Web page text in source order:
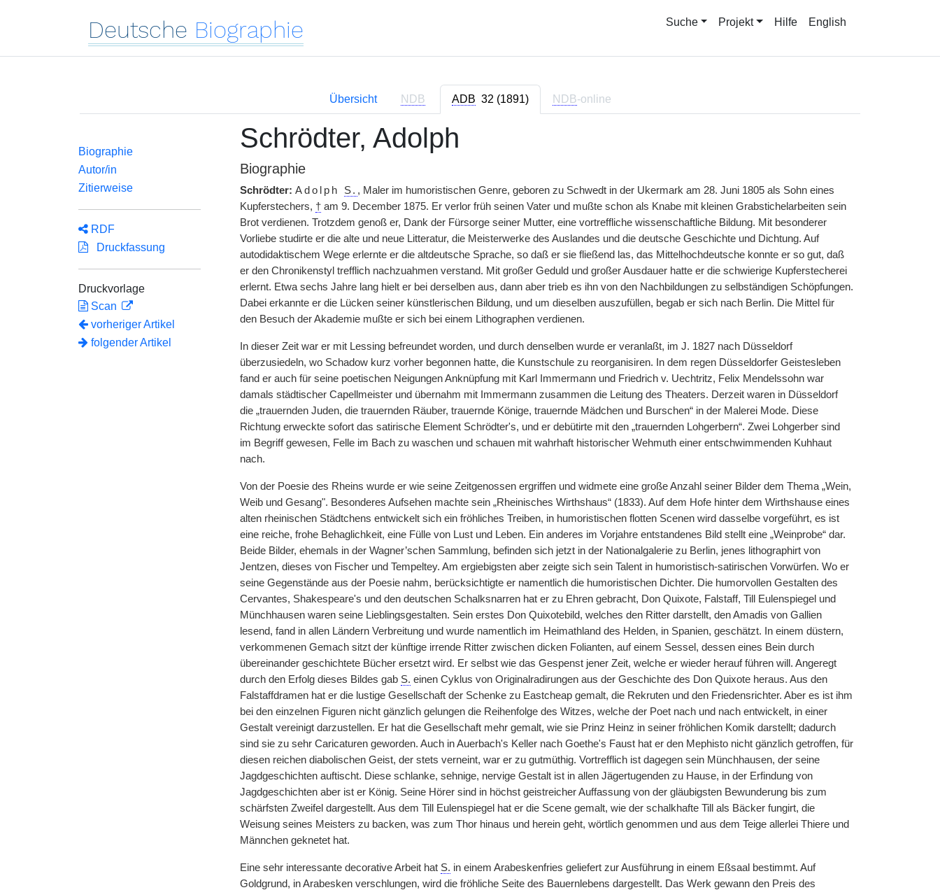
Deutsche Biographie Suche Projekt Hilfe English
Übersicht NDB ADB 32 (1891) NDB-online
Biographie
Autor/in
Zitierweise
RDF
Druckfassung
Druckvorlage
Scan
vorheriger Artikel
folgender Artikel
Schrödter, Adolph
Biographie
Schrödter: Adolph S. , Maler im humoristischen Genre, geboren zu Schwedt in der Ukermark am 28. Juni 1805 als Sohn eines
Kupferstechers, †am 9. December 1875. Er verlor früh seinen Vater und mußte schon als Knabe mit kleinen Grabstichelarbeiten sein
Brot verdienen. Trotzdem genoß er, Dank der Fürsorge seiner Mutter, eine vortreffliche wissenschaftliche Bildung. Mit besonderer
Vorliebe studirte er die alte und neue Litteratur, die Meisterwerke des Auslandes und die deutsche Geschichte und Dichtung. Auf
autodidaktischem Wege erlernte er die altdeutsche Sprache, so daß er sie fließend las, das Mittelhochdeutsche konnte er so gut, daß
er den Chronikenstyl trefflich nachzuahmen verstand. Mit großer Geduld und großer Ausdauer hatte er die schwierige Kupferstecherei
erlernt. Etwa sechs Jahre lang hielt er bei derselben aus, dann aber trieb es ihn von den Nachbildungen zu selbständigen Schöpfungen.
Dabei erkannte er die Lücken seiner künstlerischen Bildung, und um dieselben auszufüllen, begab er sich nach Berlin. Die Mittel für
den Besuch der Akademie mußte er sich bei einem Lithographen verdienen.
In dieser Zeit war er mit Lessing befreundet worden, und durch denselben wurde er veranlaßt, im J. 1827 nach Düsseldorf
überzusiedeln, wo Schadow kurz vorher begonnen hatte, die Kunstschule zu reorganisiren. In dem regen Düsseldorfer Geistesleben
fand er auch für seine poetischen Neigungen Anknüpfung mit Karl Immermann und Friedrich v. Uechtritz, Felix Mendelssohn war
damals städtischer Capellmeister und übernahm mit Immermann zusammen die Leitung des Theaters. Derzeit waren in Düsseldorf
die „trauernden Juden, die trauernden Räuber, trauernde Könige, trauernde Mädchen und Burschen“ in der Malerei Mode. Diese
Richtung erweckte sofort das satirische Element Schrödter's, und er debütirte mit den „trauernden Lohgerbern“. Zwei Lohgerber sind
im Begriff gewesen, Felle im Bach zu waschen und schauen mit wahrhaft historischer Wehmuth einer entschwimmenden Kuhhaut
nach.
Von der Poesie des Rheins wurde er wie seine Zeitgenossen ergriffen und widmete eine große Anzahl seiner Bilder dem Thema „Wein,
Weib und Gesang". Besonderes Aufsehen machte sein „Rheinisches Wirthshaus“ (1833). Auf dem Hofe hinter dem Wirthshause eines
alten rheinischen Städtchens entwickelt sich ein fröhliches Treiben, in humoristischen flotten Scenen wird dasselbe vorgeführt, es ist
eine reiche, frohe Behaglichkeit, eine Fülle von Lust und Leben. Ein anderes im Vorjahre entstandenes Bild stellt eine „Weinprobe“ dar.
Beide Bilder, ehemals in der Wagner’schen Sammlung, befinden sich jetzt in der Nationalgalerie zu Berlin, jenes lithographirt von
Jentzen, dieses von Fischer und Tempeltey. Am ergiebigsten aber zeigte sich sein Talent in humoristisch-satirischen Vorwürfen. Wo er
seine Gegenstände aus der Poesie nahm, berücksichtigte er namentlich die humoristischen Dichter. Die humorvollen Gestalten des
Cervantes, Shakespeare's und den deutschen Schalksnarren hat er zu Ehren gebracht, Don Quixote, Falstaff, Till Eulenspiegel und
Münchhausen waren seine Lieblingsgestalten. Sein erstes Don Quixotebild, welches den Ritter darstellt, den Amadis von Gallien
lesend, fand in allen Ländern Verbreitung und wurde namentlich im Heimathland des Helden, in Spanien, geschätzt. In einem düstern,
verkommenen Gemach sitzt der künftige irrende Ritter zwischen dicken Folianten, auf einem Sessel, dessen eines Bein durch
übereinander geschichtete Bücher ersetzt wird. Er selbst wie das Gespenst jener Zeit, welche er wieder herauf führen will. Angeregt
durch den Erfolg dieses Bildes gab S. einen Cyklus von Originalradirungen aus der Geschichte des Don Quixote heraus. Aus den
Falstaffdramen hat er die lustige Gesellschaft der Schenke zu Eastcheap gemalt, die Rekruten und den Friedensrichter. Aber es ist ihm
bei den einzelnen Figuren nicht gänzlich gelungen die Reihenfolge des Witzes, welche der Poet nach und nach entwickelt, in einer
Gestalt vereinigt darzustellen. Er hat die Gesellschaft mehr gemalt, wie sie Prinz Heinz in seiner fröhlichen Komik darstellt; dadurch
sind sie zu sehr Caricaturen geworden. Auch in Auerbach's Keller nach Goethe's Faust hat er den Mephisto nicht gänzlich getroffen, für
diesen reichen diabolischen Geist, der stets verneint, war er zu gutmüthig. Vortrefflich ist dagegen sein Münchhausen, der seine
Jagdgeschichten auftischt. Diese schlanke, sehnige, nervige Gestalt ist in allen Jägertugenden zu Hause, in der Erfindung von
Jagdgeschichten aber ist er König. Seine Hörer sind in höchst geistreicher Auffassung von der gläubigsten Bewunderung bis zum
schärfsten Zweifel dargestellt. Aus dem Till Eulenspiegel hat er die Scene gemalt, wie der schalkhafte Till als Bäcker fungirt, die
Weisung seines Meisters zu backen, was zum Thor hinaus und herein geht, wörtlich genommen und aus dem Teige allerlei Thiere und
Männchen geknetet hat.
Eine sehr interessante decorative Arbeit hat S. in einem Arabeskenfries geliefert zur Ausführung in einem Eßsaal bestimmt. Auf
Goldgrund, in Arabesken verschlungen, wird die fröhliche Seite des Bauernlebens dargestellt. Das Werk gewann den Preis des